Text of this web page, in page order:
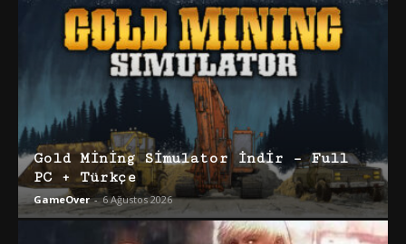
Gold Mining Simulator İndir – Full
PC + Türkçe
GameOver - 6 Ağustos 2026